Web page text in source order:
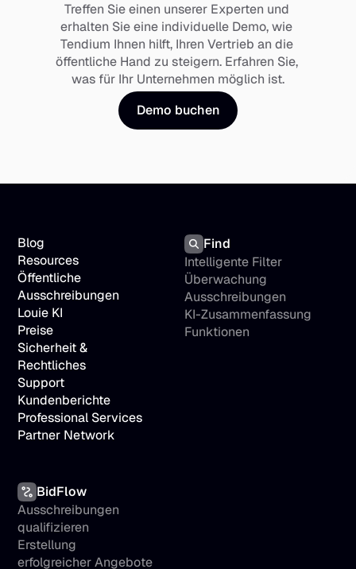
Treffen Sie einen unserer Experten und
erhalten Sie eine individuelle Demo, wie
Tendium Ihnen hilft, Ihren Vertrieb an die
öffentliche Hand zu steigern. Erfahren Sie,
was für Ihr Unternehmen möglich ist.
Demo buchen
Blog
Resources
Öffentliche
Ausschreibungen
Louie KI
Preise
Sicherheit &
Rechtliches
Support
Kundenberichte
Professional Services
Partner Network
Find
Intelligente Filter
Überwachung
Ausschreibungen
KI-Zusammenfassung
Funktionen
BidFlow
Ausschreibungen
qualifizieren
Erstellung
erfolgreicher Angebote